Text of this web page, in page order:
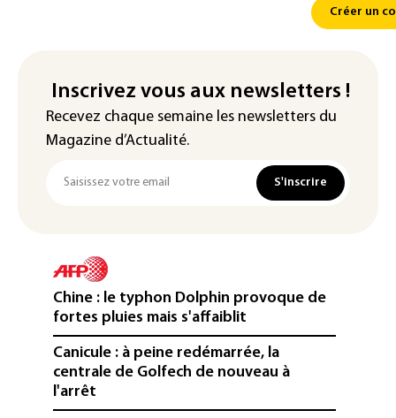
Créer un
Inscrivez vous aux newsletters !
Recevez chaque semaine les newsletters du
Magazine d’Actualité.
S'inscrire
Chine : le typhon Dolphin provoque de
fortes pluies mais s'affaiblit
Canicule : à peine redémarrée, la
centrale de Golfech de nouveau à
l'arrêt